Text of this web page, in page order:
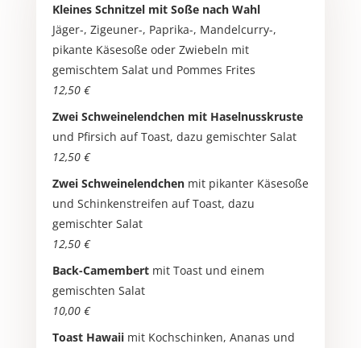
Kleines Schnitzel mit Soße nach Wahl
Jäger-, Zigeuner-, Paprika-, Mandelcurry-,
pikante Käsesoße oder Zwiebeln mit
gemischtem Salat und Pommes Frites
12,50 €
Zwei Schweinelendchen mit Haselnusskruste
und Pfirsich auf Toast, dazu gemischter Salat
12,50 €
Zwei Schweinelendchenmit pikanter Käsesoße
und Schinkenstreifen auf Toast, dazu
gemischter Salat
12,50 €
Back-Camembertmit Toast und einem
gemischten Salat
10,00 €
Toast Hawaiimit Kochschinken, Ananas und